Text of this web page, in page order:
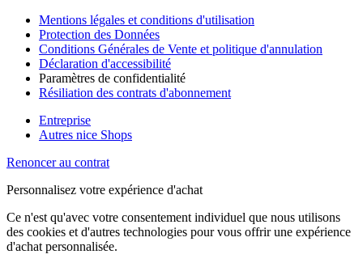
Mentions légales et conditions d'utilisation
Protection des Données
Conditions Générales de Vente et politique d'annulation
Déclaration d'accessibilité
Paramètres de confidentialité
Résiliation des contrats d'abonnement
Entreprise
Autres nice Shops
Renoncer au contrat
Personnalisez votre expérience d'achat
Ce n'est qu'avec votre consentement individuel que nous utilisons
des cookies et d'autres technologies pour vous offrir une expérience
d'achat personnalisée.